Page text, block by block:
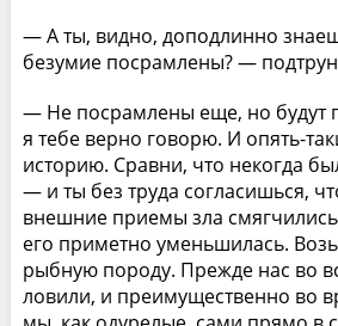
— А ты, видно, доподлинно
безумие посрамлены? —
— Не посрамлены еще, но будут
я тебе верно говорю. И опять-
историю. Сравни, что некогда
— и ты без труда согласишься,
внешние приемы зла
его приметно уменьшилась.
рыбную породу. Прежде нас во
ловили, и преимущественно во